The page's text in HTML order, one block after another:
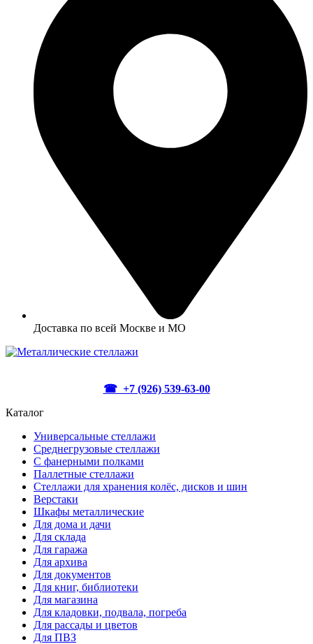
Доставка по всей Москве и МО
☎ +7 (926) 539-63-00
Каталог
Универсальные стеллажи
Среднегрузовые стеллажи
С фанерными полками
Паллетные стеллажи
Стеллажи для хранения колёс, дисков и шин
Верстаки
Шкафы металлические
Для дома и дачи
Для склада
Для гаража
Для архива
Для документов
Для книг, библиотеки
Для магазина
Для кладовки, подвала, погреба
Для рассады и цветов
Для ПВЗ